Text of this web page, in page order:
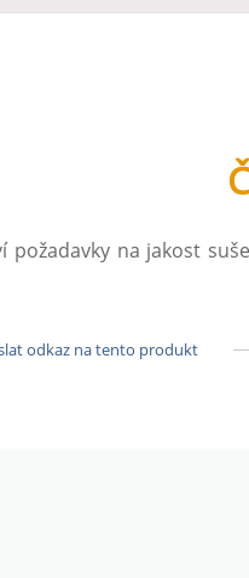
požadavky na jakost
odkaz na tento produkt